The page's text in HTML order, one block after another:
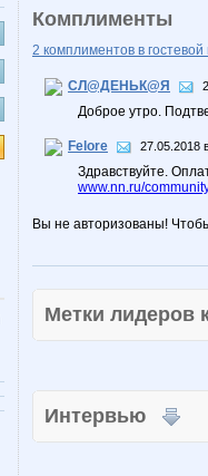
Комплименты
2 комплиментов в гостевой
СЛ@ДЕНЬК@Я
Доброе утро.
Felore 27.05.2018
Здравствуйте.
www.nn.ru/
Вы не авторизованы!
Метки
Интервью